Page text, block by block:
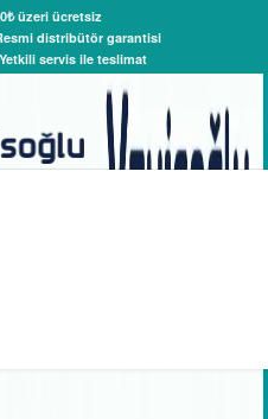
üzeri ücretsiz
distribütör garantisi
servis ile teslimat